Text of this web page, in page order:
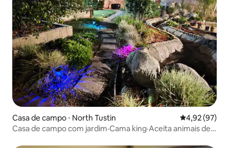
Casa de campo ⋅ North Tustin 4,92 de uma
4,92 (97)
Casa de campo com jardim·Cama king·Aceita animais de